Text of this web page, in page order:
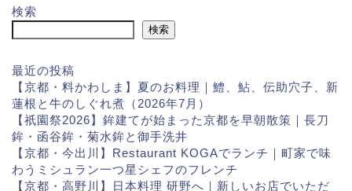
検索
検索
最近の投稿
【京都・料かわしま】夏のお料理｜鱧、鮎、伝助穴子、新
蓮根と牛のしぐれ煮（2026年7月）
【祇園祭2026】鉾建てが始まった京都を早朝散策｜長刀
鉾・函谷鉾・菊水鉾と御手洗井
【京都・今出川】Restaurant KOGAでランチ｜町家で味
わうミシュラン一つ星シェフのフレンチ
【京都・高野川】日本料理 研野へ｜新しいお店でいただ